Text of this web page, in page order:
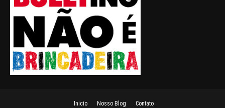
Inicio Nosso Blog Contato